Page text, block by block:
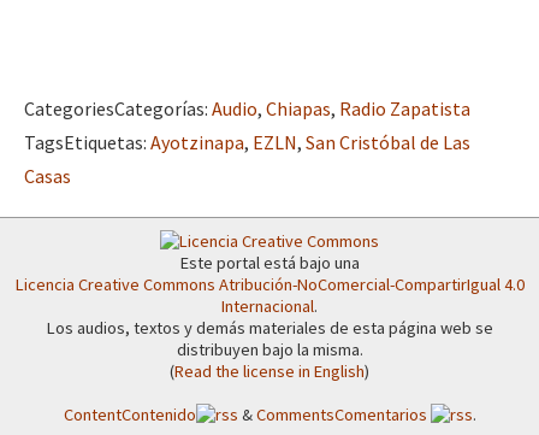
CategoriesCategorías: Audio, Chiapas, Radio Zapatista
TagsEtiquetas: Ayotzinapa, EZLN, San Cristóbal de Las
Casas
Este portal está bajo una
Licencia Creative Commons Atribución-NoComercial-CompartirIgual 4.0
Internacional.
Los audios, textos y demás materiales de esta página web se
distribuyen bajo la misma.
(Read the license in English)
ContentContenido &CommentsComentarios .